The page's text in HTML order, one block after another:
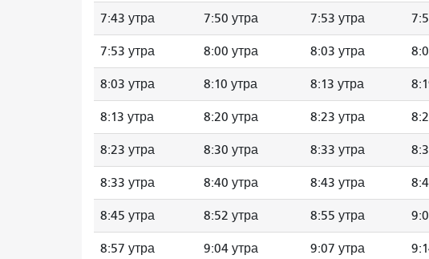
7:43 утра 7:50 утра 7:53 утра
7:53 утра 8:00 утра 8:03 утра
8:03 утра 8:10 утра 8:13 утра
8:13 утра 8:20 утра 8:23 утра
8:23 утра 8:30 утра 8:33 утра
8:33 утра 8:40 утра 8:43 утра
8:45 утра 8:52 утра 8:55 утра
8:57 утра 9:04 утра 9:07 утра